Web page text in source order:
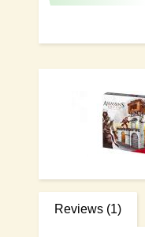
Reviews (1)